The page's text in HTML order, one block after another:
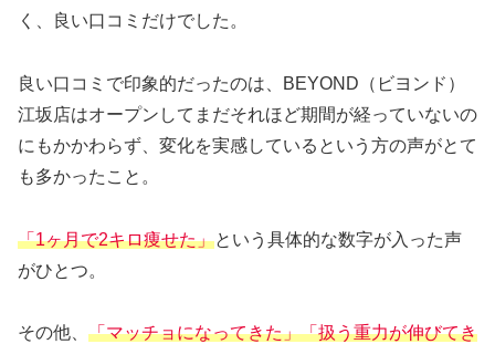
く、良い口コミだけでした。
良い口コミで印象的だったのは、BEYOND（ビヨンド）
江坂店はオープンしてまだそれほど期間が経っていないの
にもかかわらず、変化を実感しているという方の声がとて
も多かったこと。
「1ヶ月で2キロ痩せた」という具体的な数字が入った声
がひとつ。
その他、 「マッチョになってきた」「扱う重力が伸びてき